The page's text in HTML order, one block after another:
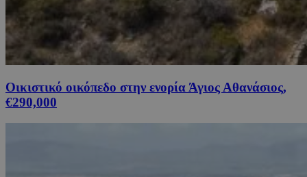
Οικιστικό οικόπεδο στην ενορία Άγιος Αθανάσιος,
€290,000